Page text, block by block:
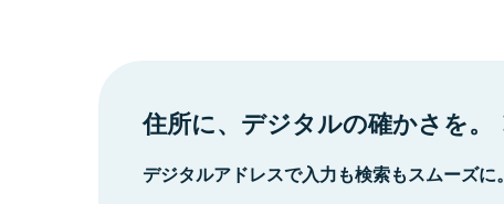
住所に、デジタルの確かさを。
デジタルアドレスで入力も検索もスムーズに。